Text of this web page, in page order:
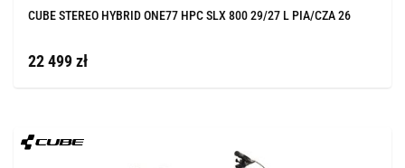
CUBE STEREO HYBRID ONE77 HPC SLX 800 29/27 L PIA/CZA 26
22 499 zł